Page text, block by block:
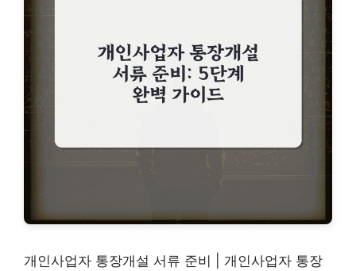
개인사업자 통장개설 서류 준비 | 개인사업자 통장